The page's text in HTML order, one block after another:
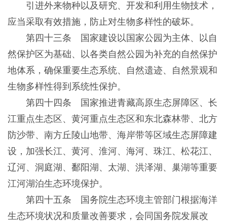
引进外来物种以及研究、开发和利用生物技术，
应当采取有效措施，防止对生物多样性的破坏。
第四十三条 国家建设以国家公园为主体、以自
然保护区为基础、以各类自然公园为补充的自然保护
地体系，确保重要生态系统、自然遗迹、自然景观和
生物多样性得到系统性保护。
第四十四条 国家推进青藏高原生态屏障区、长
江重点生态区、黄河重点生态区和东北森林带、北方
防沙带、南方丘陵山地带、海岸带等区域生态屏障建
设，加强长江、黄河、淮河、海河、珠江、松花江、
辽河、洞庭湖、鄱阳湖、太湖、洪泽湖、巢湖等重要
江河湖泊生态环境保护。
第四十五条 国务院生态环境主管部门根据海洋
生态环境状况和质量改善要求，会同国务院发展改